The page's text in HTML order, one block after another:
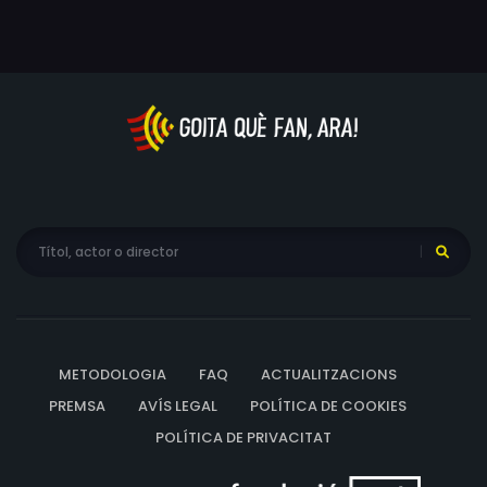
i entre adults que consentissin no havia de seguir sent
un delicte". El 1967, la llei va ser finalment modificada.
METODOLOGIA FAQ
ACTUALITZACIONS
PREMSA
AVÍS LEGAL
POLÍTICA DE COOKIES
POLÍTICA DE PRIVACITAT